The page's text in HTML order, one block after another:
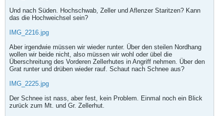
Und nach Süden. Hochschwab, Zeller und Aflenzer Staritzen? Kann
das die Hochweichsel sein?
IMG_2216.jpg
Aber irgendwie müssen wir wieder runter. Über den steilen Nordhang
wollen wir beide nicht, also müssen wir wohl oder übel die
Überschreitung des Vorderen Zellerhutes in Angriff nehmen. Über den
Grat runter und drüben wieder rauf. Schaut nach Schnee aus?
IMG_2225.jpg
Der Schnee ist nass, aber fest, kein Problem. Einmal noch ein Blick
zurück zum Mt. und Gr. Zellerhut.